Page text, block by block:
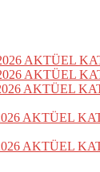
AKTÜEL
AKTÜEL
AKTÜEL
AKTÜEL
AKTÜEL